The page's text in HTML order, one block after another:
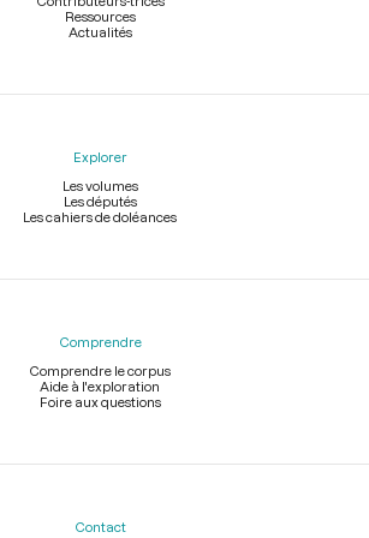
Ressources
Actualités
Explorer
Les volumes
Les députés
Les cahiers de doléances
Comprendre
Comprendre le corpus
Aide à l'exploration
Foire aux questions
Contact